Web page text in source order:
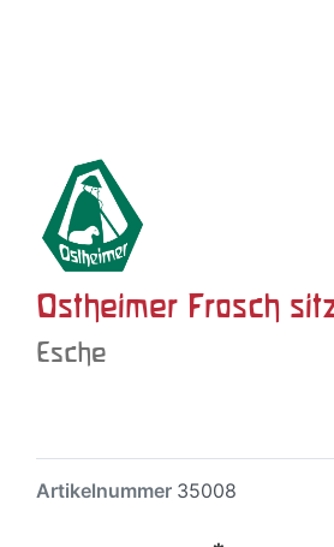
Ostheimer Frosch
Esche
Artikelnummer 35008